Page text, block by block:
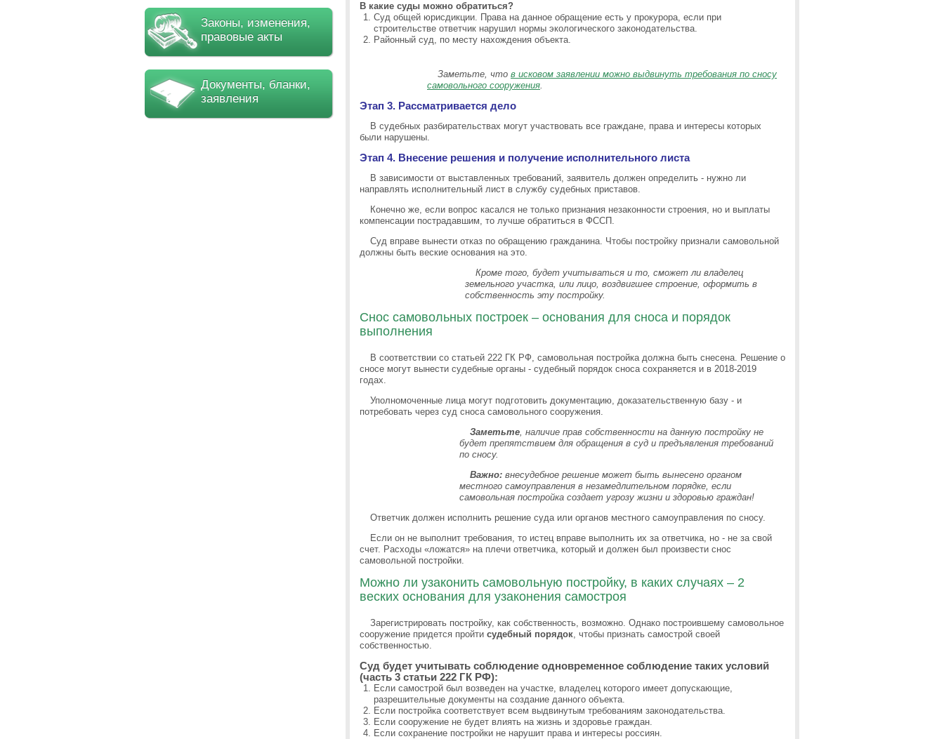
Законы, изменения,
правовые акты
Документы, бланки,
заявления
В какие суды можно обратиться?
Суд общей юрисдикции. Права на данное обращение есть у прокурора, если при
строительстве ответчик нарушил нормы экологического законодательства.
Районный суд, по месту нахождения объекта.
Заметьте, что в исковом заявлении можно выдвинуть требования по сносу
самовольного сооружения.
Этап 3. Рассматривается дело
В судебных разбирательствах могут участвовать все граждане, права и интересы которых
были нарушены.
Этап 4. Внесение решения и получение исполнительного листа
В зависимости от выставленных требований, заявитель должен определить - нужно ли
направлять исполнительный лист в службу судебных приставов.
Конечно же, если вопрос касался не только признания незаконности строения, но и выплаты
компенсации пострадавшим, то лучше обратиться в ФССП.
Суд вправе вынести отказ по обращению гражданина. Чтобы постройку признали самовольной
должны быть веские основания на это.
Кроме того, будет учитываться и то, сможет ли владелец
земельного участка, или лицо, воздвигшее строение, оформить в
собственность эту постройку.
Снос самовольных построек – основания для сноса и порядок
выполнения
В соответствии со статьей 222 ГК РФ, самовольная постройка должна быть снесена. Решение о
сносе могут вынести судебные органы - судебный порядок сноса сохраняется и в 2018-2019
годах.
Уполномоченные лица могут подготовить документацию, доказательственную базу - и
потребовать через суд сноса самовольного сооружения.
Заметьте, наличие прав собственности на данную постройку не
будет препятствием для обращения в суд и предъявления требований
по сносу.
Важно:внесудебное решение может быть вынесено органом
местного самоуправления в незамедлительном порядке, если
самовольная постройка создает угрозу жизни и здоровью граждан!
Ответчик должен исполнить решение суда или органов местного самоуправления по сносу.
Если он не выполнит требования, то истец вправе выполнить их за ответчика, но - не за свой
счет. Расходы «ложатся» на плечи ответчика, который и должен был произвести снос
самовольной постройки.
Можно ли узаконить самовольную постройку, в каких случаях – 2
веских основания для узаконения самостроя
Зарегистрировать постройку, как собственность, возможно. Однако построившему самовольное
сооружение придется пройти судебный порядок, чтобы признать самострой своей
собственностью.
Суд будет учитывать соблюдение одновременное соблюдение таких условий
(часть 3 статьи 222 ГК РФ):
Если самострой был возведен на участке, владелец которого имеет допускающие,
разрешительные документы на создание данного объекта.
Если постройка соответствует всем выдвинутым требованиям законодательства.
Если сооружение не будет влиять на жизнь и здоровье граждан.
Если сохранение постройки не нарушит права и интересы россиян.